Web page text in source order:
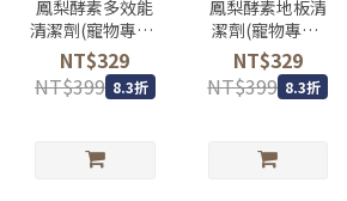
鳳梨酵素多效能
清潔劑(寵物專用)
400ml
NT$329
NT$399 8.3折
鳳梨酵素地板清
潔劑(寵物專用)
700ml
NT$329
NT$399 8.3折